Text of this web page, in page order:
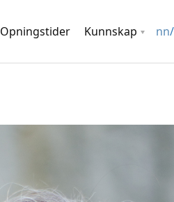
Opningstider Kunnskap nn/